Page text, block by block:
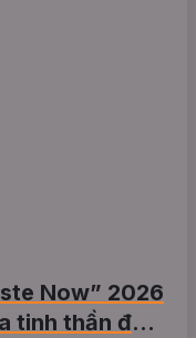
Now” 2026
tinh thần đổi